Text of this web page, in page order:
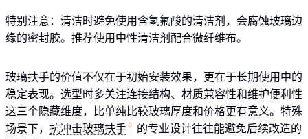
特别注意：清洁时避免使用含氢氟酸的清洁剂，会腐蚀玻璃边
缘的密封胶。推荐使用中性清洁剂配合微纤维布。
玻璃扶手的价值不仅在于初始安装效果，更在于长期使用中的
稳定表现。选型时多关注连接结构、材质兼容性和维护便利性
这三个隐藏维度，比单纯比较玻璃厚度和价格更有意义。特殊
场景下， 抗冲击玻璃扶手
的专业设计往往能避免后续改造的